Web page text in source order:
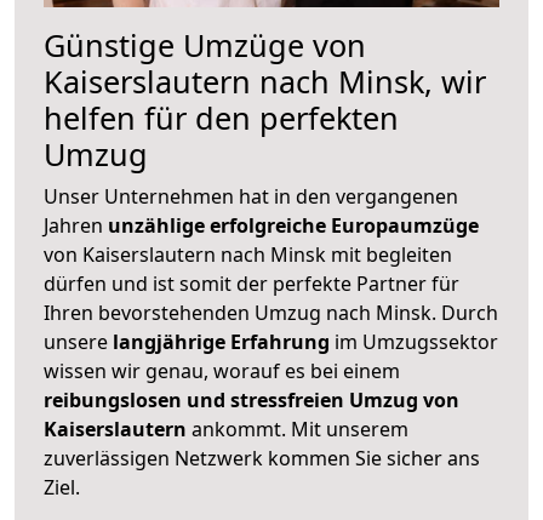
Günstige Umzüge von
Kaiserslautern nach Minsk, wir
helfen für den perfekten
Umzug
Unser Unternehmen hat in den vergangenen
Jahren unzählige erfolgreiche Europaumzüge
von Kaiserslautern nach Minsk mit begleiten
dürfen und ist somit der perfekte Partner für
Ihren bevorstehenden Umzug nach Minsk. Durch
unsere langjährige Erfahrung im Umzugssektor
wissen wir genau, worauf es bei einem
reibungslosen und stressfreien Umzug von
Kaiserslautern ankommt. Mit unserem
zuverlässigen Netzwerk kommen Sie sicher ans
Ziel.